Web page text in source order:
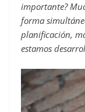
importante?
forma
planificación,
estamos